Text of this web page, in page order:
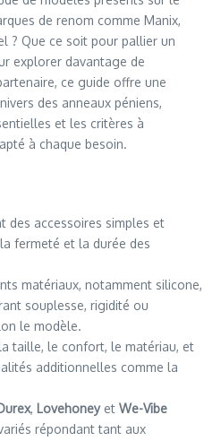
de renom comme Manix,
? Que ce soit pour pallier un
explorer davantage de
ce guide offre une
des anneaux péniens,
et les critères à
à chaque besoin.
des accessoires simples et
fermeté et la durée des
matériaux, notamment silicone,
souplesse, rigidité ou
le modèle.
taille, le confort, le matériau, et
additionnelles comme la
, Lovehoneyet We-Vibe
répondant tant aux